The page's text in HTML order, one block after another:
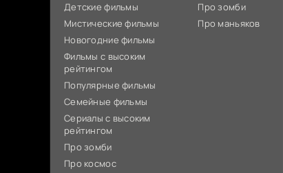
Детские фильмы
Мистические фильмы
Новогодние фильмы
Фильмы с высоким
рейтингом
Популярные фильмы
Семейные фильмы
Сериалы с высоким
рейтингом
Про зомби
Про космос
Про зомби
Про маньяков